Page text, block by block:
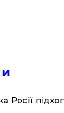
Росії